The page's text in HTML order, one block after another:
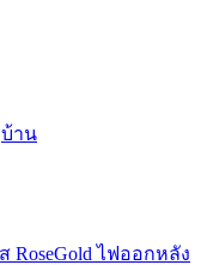
าน
RoseGold ไฟออกหลัง